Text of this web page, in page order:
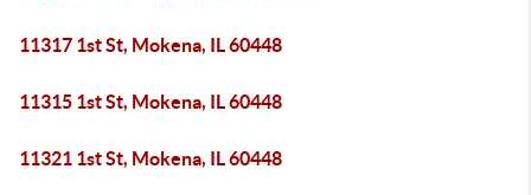
11317 1st St, Mokena, IL 60448
11315 1st St, Mokena, IL 60448
11321 1st St, Mokena, IL 60448